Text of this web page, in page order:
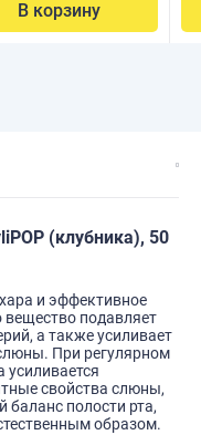
В корзину
(клубника), 50
и эффективное
вещество подавляет
а также усиливает
При регулярном
усиливается
свойства слюны,
баланс полости рта,
образом.